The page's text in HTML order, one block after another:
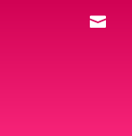
